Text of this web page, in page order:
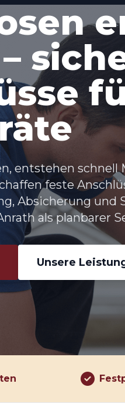
entstehen
feste
Absicherung und
als planbarer
Unsere